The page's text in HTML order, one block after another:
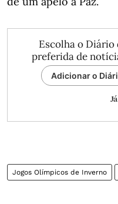
Escolha o
preferida de
Adicionar o
Jogos Olímpicos de Inverno